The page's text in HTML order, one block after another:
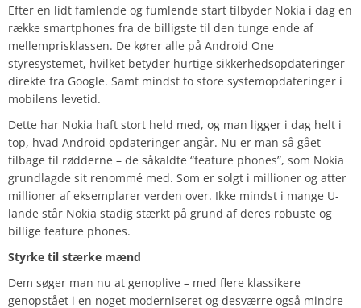
Efter en lidt famlende og fumlende start tilbyder Nokia i dag en
række smartphones fra de billigste til den tunge ende af
mellemprisklassen. De kører alle på Android One
styresystemet, hvilket betyder hurtige sikkerhedsopdateringer
direkte fra Google. Samt mindst to store systemopdateringer i
mobilens levetid.
Dette har Nokia haft stort held med, og man ligger i dag helt i
top, hvad Android opdateringer angår. Nu er man så gået
tilbage til rødderne – de såkaldte “feature phones”, som Nokia
grundlagde sit renommé med. Som er solgt i millioner og atter
millioner af eksemplarer verden over. Ikke mindst i mange U-
lande står Nokia stadig stærkt på grund af deres robuste og
billige feature phones.
Styrke til stærke mænd
Dem søger man nu at genoplive – med flere klassikere
genopstået i en noget moderniseret og desværre også mindre